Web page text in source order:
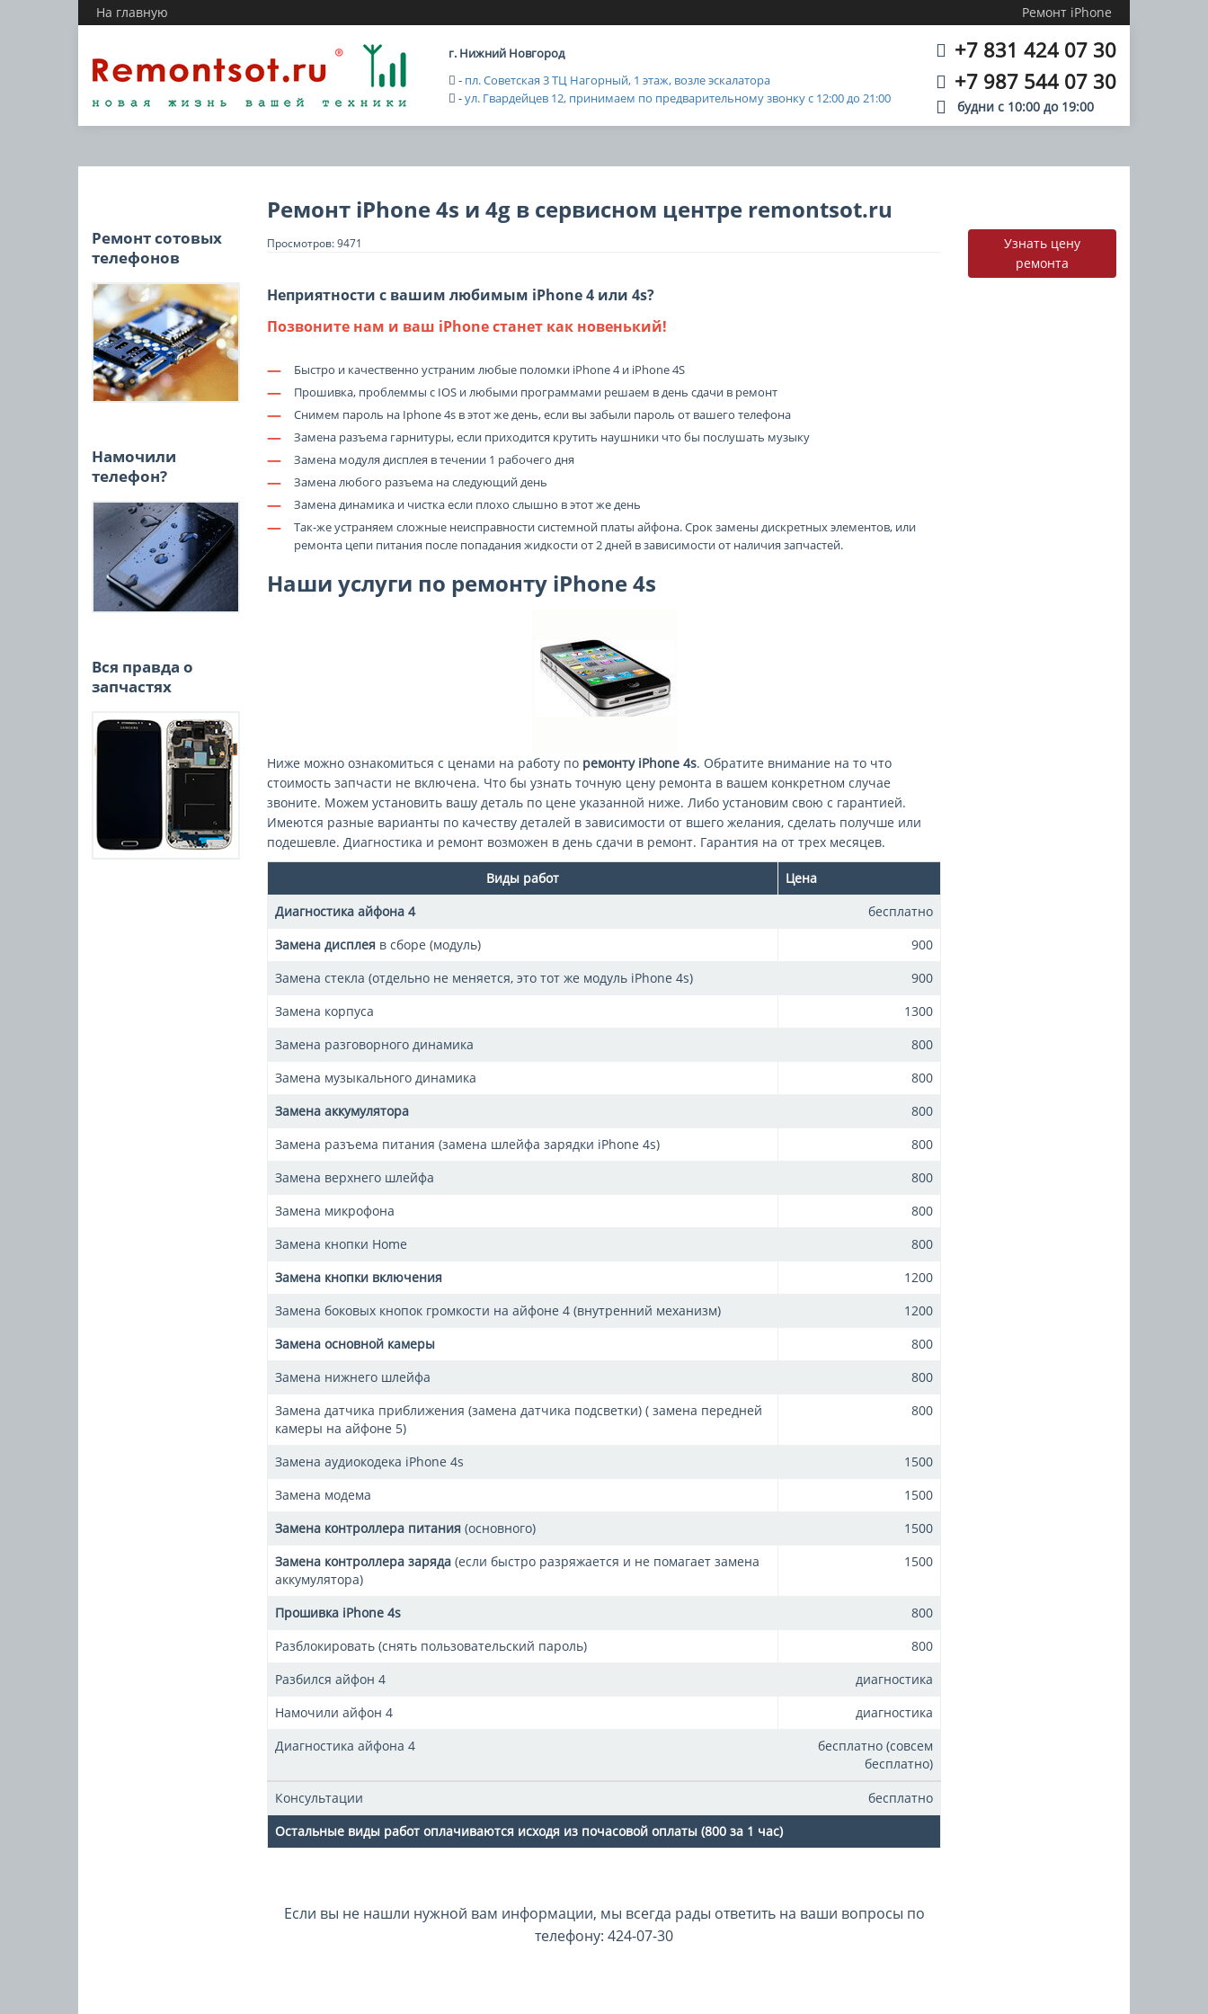
На главную Ремонт iPhone
г. Нижний Новгород
- пл. Советская 3 ТЦ Нагорный, 1 этаж, возле эскалатора
-ул. Гвардейцев 12, принимаем по предварительному звонку с 12:00 до 21:00
+7 831 424 07 30
+7 987 544 07 30
будни с 10:00 до 19:00
Ремонт iPhone 4s и 4g в сервисном центре remontsot.ru
Просмотров: 9471
Неприятности с вашим любимым iPhone 4 или 4s?
Позвоните нам и ваш iPhone станет как новенький!
— Быстро и качественно устраним любые поломки iPhone 4 и iPhone 4S
— Прошивка, проблеммы с IOS и любыми программами решаем в день сдачи в ремонт
— Снимем пароль на Iphone 4s в этот же день, если вы забыли пароль от вашего телефона
— Замена разъема гарнитуры, если приходится крутить наушники что бы послушать музыку
— Замена модуля дисплея в течении 1 рабочего дня
— Замена любого разъема на следующий день
— Замена динамика и чистка если плохо слышно в этот же день
—
Так-же устраняем сложные неисправности системной платы айфона. Срок замены дискретных элементов, или
ремонта цепи питания после попадания жидкости от 2 дней в зависимости от наличия запчастей.
Наши услуги по ремонту iPhone 4s
Ниже можно ознакомиться с ценами на работу по ремонту iPhone 4s. Обратите внимание на то что
стоимость запчасти не включена. Что бы узнать точную цену ремонта в вашем конкретном случае
звоните. Можем установить вашу деталь по цене указанной ниже. Либо установим свою с гарантией.
Имеются разные варианты по качеству деталей в зависимости от вшего желания, сделать получше или
подешевле. Диагностика и ремонт возможен в день сдачи в ремонт. Гарантия на от трех месяцев.
Виды работ
Цена
Диагностика айфона 4
бесплатно
Замена дисплея в сборе (модуль)
900
Замена стекла (отдельно не меняется, это тот же модуль iPhone 4s)
900
Замена корпуса
1300
Замена разговорного динамика
800
Замена музыкального динамика
800
Замена аккумулятора
800
Замена разъема питания (замена шлейфа зарядки iPhone 4s)
800
Замена верхнего шлейфа
800
Замена микрофона
800
Замена кнопки Home
800
Замена кнопки включения
1200
Замена боковых кнопок громкости на айфоне 4 (внутренний механизм)
1200
Замена основной камеры
800
Замена нижнего шлейфа
800
Замена датчика приближения (замена датчика подсветки) ( замена передней
камеры на айфоне 5)
800
Замена аудиокодека iPhone 4s
1500
Замена модема
1500
Замена контроллера питания (основного)
1500
Замена контроллера заряда (если быстро разряжается и не помагает замена
аккумулятора)
1500
Прошивка iPhone 4s
800
Разблокировать (снять пользовательский пароль)
800
Разбился айфон 4
диагностика
Намочили айфон 4
диагностика
Диагностика айфона 4
бесплатно (совсем
бесплатно)
Консультации
бесплатно
Остальные виды работ оплачиваются исходя из почасовой оплаты (800 за 1 час)
Если вы не нашли нужной вам информации, мы всегда рады ответить на ваши вопросы по
телефону: 424-07-30
Ремонт сотовых
телефонов
Намочили
телефон?
Вся правда о
запчастях
Узнать цену
ремонта